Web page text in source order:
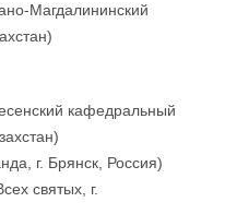
Магдалининский
кафедральный
г. Брянск, Россия)
святых, г.